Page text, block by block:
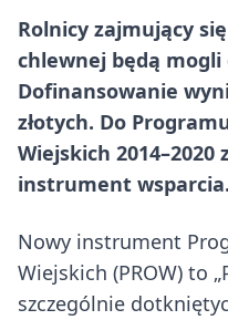
Rolnicy zajmujący
chlewnej będą
Dofinansowanie
złotych. Do
Wiejskich 2014–2020
instrument wsparcia.
Nowy instrument
Wiejskich (PROW) to
szczególnie